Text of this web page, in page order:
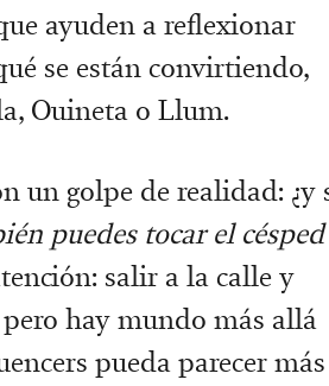
ayuden a reflexionar
se están convirtiendo,
Ouineta o Llum.
un golpe de realidad: ¿y
puedes tocar el césped
salir a la calle y
hay mundo más allá
pueda parecer más